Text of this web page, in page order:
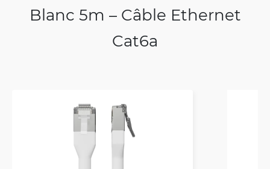
Blanc 5m – Câble Ethernet
Cat6a